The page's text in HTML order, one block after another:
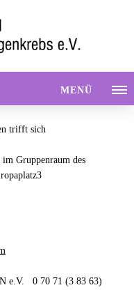
MENÜ
trifft sich
im Gruppenraum des
e.V. 0 70 71 (3 83 63)